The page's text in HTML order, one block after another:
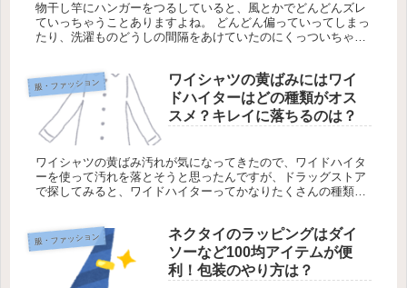
物干し竿にハンガーをつるしていると、風とかでどんどんズレ
ていっちゃうことありますよね。 どんどん偏っていってしまっ
たり、洗濯ものどうしの間隔をあけていたのにくっついちゃっ
服・ファッション
ワイシャツの黄ばみにはワイ
ドハイターはどの種類がオス
スメ？キレイに落ちるのは？
ワイシャツの黄ばみ汚れが気になってきたので、ワイドハイタ
ーを使って汚れを落とそうと思ったんですが、ドラッグストア
で探してみると、ワイドハイターってかなりたくさんの種類が
服・ファッション
ネクタイのラッピングはダイ
ソーなど100均アイテムが便
利！包装のやり方は？